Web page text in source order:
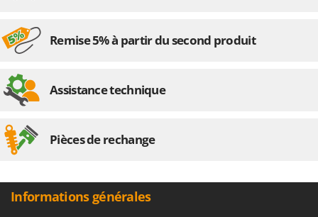
Remise 5% à partir du second produit
Assistance technique
Pièces de rechange
Informations générales